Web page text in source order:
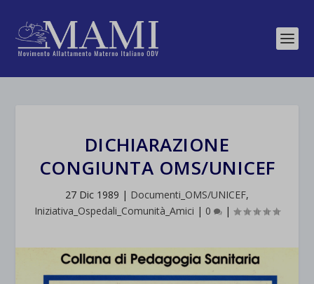
DICHIARAZIONE
CONGIUNTA OMS/UNICEF
27 Dic 1989 | Documenti_OMS/UNICEF,
Iniziativa_Ospedali_Comunità_Amici | 0 |